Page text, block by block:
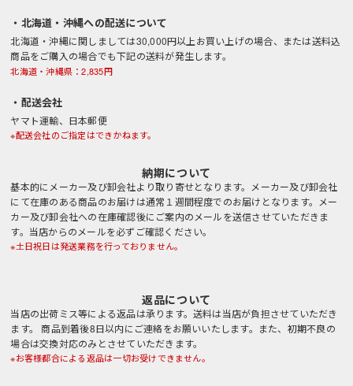
・北海道・沖縄への配送について
北海道・沖縄に関しましては30,000円以上お買い上げの場合、または送料込
商品をご購入の場合でも下記の送料が発生します。
北海道・沖縄県：2,835円
・配送会社
ヤマト運輸、日本郵便
※配送会社のご指定はできかねます。
納期について
基本的にメーカー及び卸会社より取り寄せとなります。メーカー及び卸会社
にて在庫のある商品のお届けは通常１週間程度でのお届けとなります。メー
カー及び卸会社への在庫確認後にご案内のメールを送信させていただきま
す。当店からのメールを必ずご確認ください。
※土日祝日は発送業務を行っておりません。
返品について
当店の出荷ミス等による返品は承ります。送料は当店が負担させていただき
ます。 商品到着後8日以内にご連絡をお願いいたします。また、初期不良の
場合は交換対応のみとさせていただきます。
※お客様都合による返品は一切お受けできません。